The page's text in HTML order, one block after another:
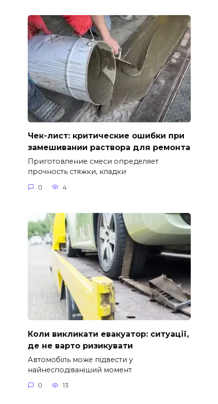
Чек-лист: критические ошибки при
замешивании раствора для ремонта
Приготовление смеси определяет
прочность стяжки, кладки
0 4
Коли викликати евакуатор: ситуації,
де не варто ризикувати
Автомобіль може підвести у
найнесподіваніший момент
0 13